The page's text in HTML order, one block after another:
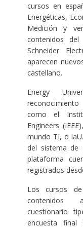
cursos en
Energéticas,
Medición y
contenidos
Schneider
aparecen
castellano.
Energy
como el
Engineers
mundo TI, o
del sistema de
plataforma
registrados
Los cursos
contenidos
cuestionario
encuesta